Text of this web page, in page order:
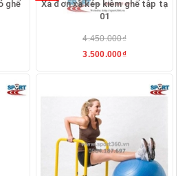
ghế
Xà đơn xà kép kiêm ghế tập tạ
01
4.450.000₫
3.500.000₫